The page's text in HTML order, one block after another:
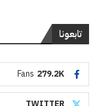
تابعونا
279.2K
Fans